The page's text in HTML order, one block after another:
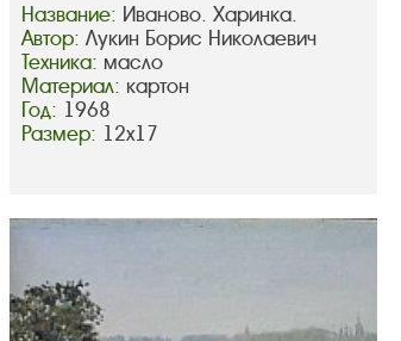
Название: Иваново. Харинка.
Автор: Лукин Борис Николаевич
Техника: масло
Материал: картон
Год: 1968
Размер: 12х17